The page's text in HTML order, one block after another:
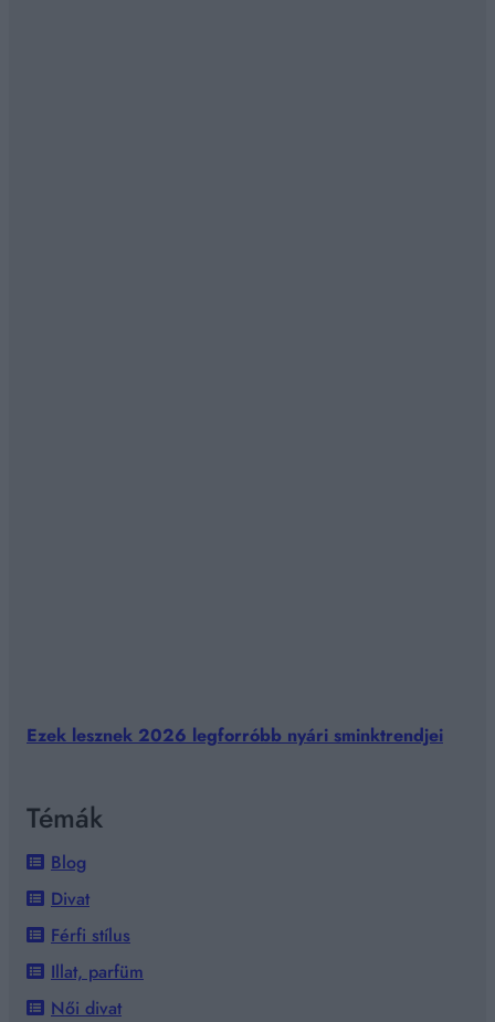
Ezek lesznek 2026 legforróbb nyári sminktrendjei
Témák
Blog
Divat
Férfi stílus
Illat, parfüm
Női divat